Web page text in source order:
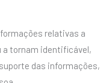
relativas a
a tornam identificável,
das informações,